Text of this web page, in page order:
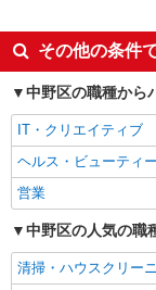
未経験歓迎
ミドル（40代～）活
シニア（60代～）活
昇給あり
短時間勤務（1日4h以
交通費支給
同じ職種から求人
その他の条件
中野区の職種から
IT・クリエイティブ
ヘルス・ビューティー
営業
中野区の人気の職
清掃・ハウスクリー